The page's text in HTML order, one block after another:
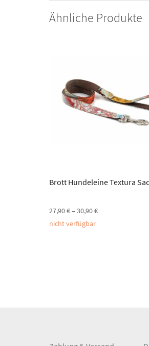
Ähnliche Produkte
Brott Hundeleine Textura
27,90€– 30,90€
nicht verfügbar